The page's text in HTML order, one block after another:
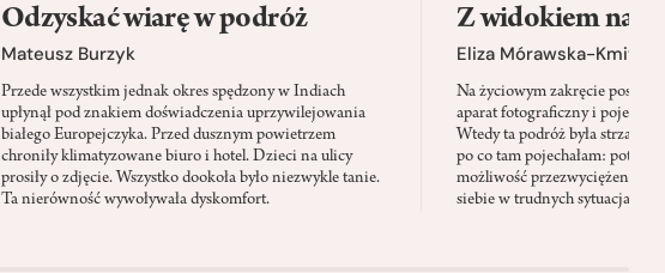
Odzyskać wiarę w podróż
Mateusz Burzyk
Przede wszystkim jednak okres spędzony w Indiach
upłynął pod znakiem doświadczenia uprzywilejowania
białego Europejczyka. Przed dusznym powietrzem
chroniły klimatyzowane biuro i hotel. Dzieci na ulicy
prosiły o zdjęcie. Wszystko dookoła było niezwykle tanie.
Ta nierówność wywoływała dyskomfort.
Z widokiem na
Eliza Mórawska-Kmita
Na życiowym zakręcie
aparat fotograficzny i
Wtedy ta podróż była
po co tam pojechałam:
możliwość przezwyciężenia
siebie w trudnych sytuacjach